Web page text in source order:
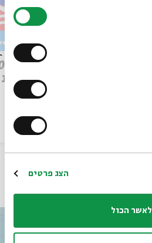
הצג פרטים
לאשר הכול
לוהטת
הסכת